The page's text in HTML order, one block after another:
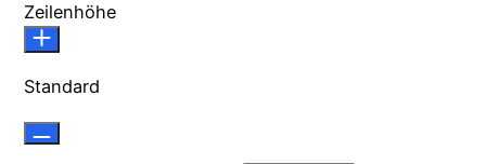
Zeilenhöhe
Standard